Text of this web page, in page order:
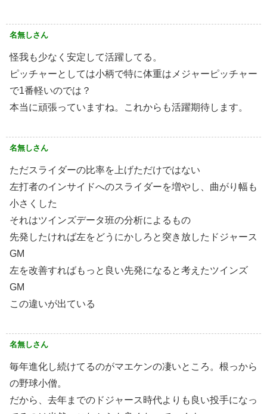
名無しさん
怪我も少なく安定して活躍してる。
ピッチャーとしては小柄で特に体重はメジャーピッチャー
で1番軽いのでは？
本当に頑張っていますね。これからも活躍期待します。
名無しさん
ただスライダーの比率を上げただけではない
左打者のインサイドへのスライダーを増やし、曲がり幅も
小さくした
それはツインズデータ班の分析によるもの
先発したければ左をどうにかしろと突き放したドジャース
GM
左を改善すればもっと良い先発になると考えたツインズ
GM
この違いが出ている
名無しさん
毎年進化し続けてるのがマエケンの凄いところ。根っから
の野球小僧。
だから、去年までのドジャース時代よりも良い投手になっ